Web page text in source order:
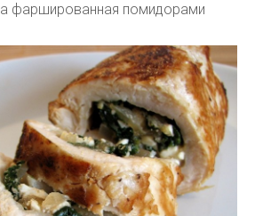
фаршированная помидорами